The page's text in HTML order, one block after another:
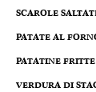
SCAROLE
PATATE AL
PATATINE FRITTE
VERDURA DI